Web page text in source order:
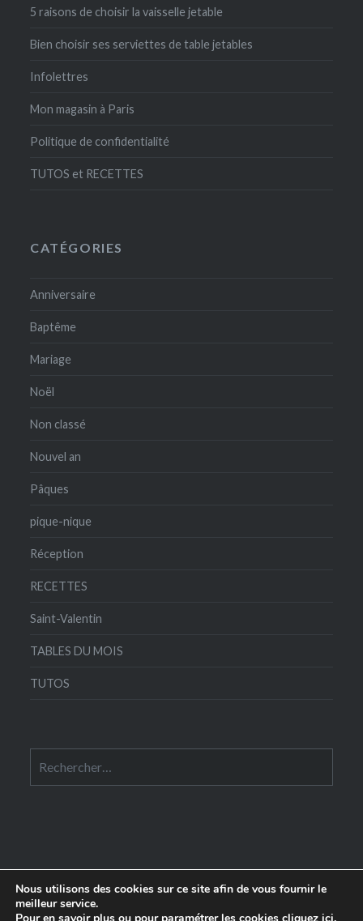
5 raisons de choisir la vaisselle jetable
Bien choisir ses serviettes de table jetables
Infolettres
Mon magasin à Paris
Politique de confidentialité
TUTOS et RECETTES
CATÉGORIES
Anniversaire
Baptême
Mariage
Noël
Non classé
Nouvel an
Pâques
pique-nique
Réception
RECETTES
Saint-Valentin
TABLES DU MOIS
TUTOS
Nous utilisons des cookies sur ce site afin de vous fournir le
meilleur service.